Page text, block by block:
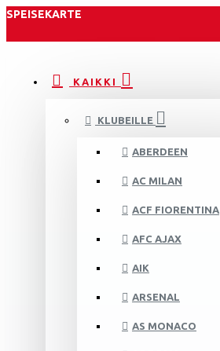
SPEISEKARTE
KAIKKI
KLUBEILLE
ABERDEEN
AC MILAN
ACF FIORENTINA
AFC AJAX
AIK
ARSENAL
AS MONACO